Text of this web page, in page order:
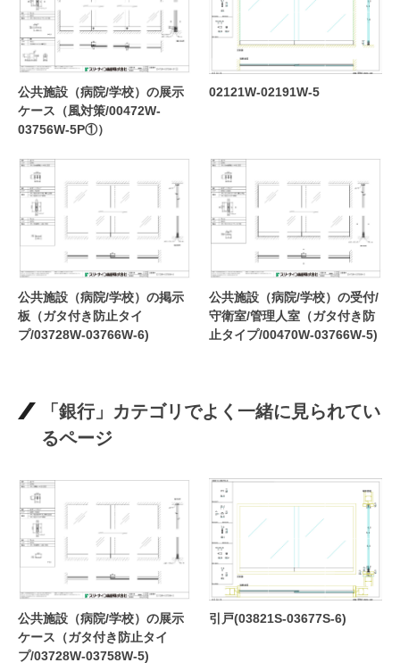
公共施設（病院/学校）の展示
ケース（風対策/00472W-
03756W-5P①）
02121W-02191W-5
公共施設（病院/学校）の掲示
板（ガタ付き防止タイ
プ/03728W-03766W-6)
公共施設（病院/学校）の受付/
守衛室/管理人室（ガタ付き防
止タイプ/00470W-03766W-5)
「銀行」カテゴリでよく一緒に見られてい
るページ
公共施設（病院/学校）の展示
ケース（ガタ付き防止タイ
プ/03728W-03758W-5)
引戸(03821S-03677S-6)